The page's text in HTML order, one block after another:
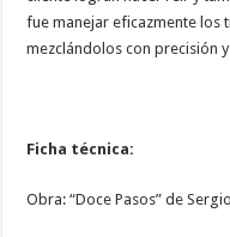
fue manejar eficazmente los
mezclándolos con precisión
Ficha técnica:
Obra: “Doce Pasos” de